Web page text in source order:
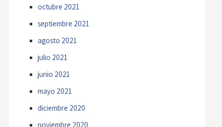
octubre 2021
septiembre 2021
agosto 2021
julio 2021
junio 2021
mayo 2021
diciembre 2020
noviembre 2020